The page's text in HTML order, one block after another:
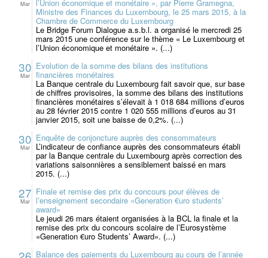
Mar l’Union économique et monétaire », par Pierre Gramegna,
Ministre des Finances du Luxembourg, le 25 mars 2015, à la
Chambre de Commerce du Luxembourg
Le Bridge Forum Dialogue a.s.b.l. a organisé le mercredi 25
mars 2015 une conférence sur le thème « Le Luxembourg et
l’Union économique et monétaire ». (...)
30
Mar
Evolution de la somme des bilans des institutions
financières monétaires
La Banque centrale du Luxembourg fait savoir que, sur base
de chiffres provisoires, la somme des bilans des institutions
financières monétaires s’élevait à 1 018 684 millions d’euros
au 28 février 2015 contre 1 020 555 millions d’euros au 31
janvier 2015, soit une baisse de 0,2%. (...)
30
Mar
Enquête de conjoncture auprès des consommateurs
L’indicateur de confiance auprès des consommateurs établi
par la Banque centrale du Luxembourg après correction des
variations saisonnières a sensiblement baissé en mars
2015. (...)
27
Mar
Finale et remise des prix du concours pour élèves de
l’enseignement secondaire «Generation €uro students’
award»
Le jeudi 26 mars étaient organisées à la BCL la finale et la
remise des prix du concours scolaire de l’Eurosystème
«Generation €uro Students’ Award». (...)
Balance des paiements du Luxembourg au cours de l’année